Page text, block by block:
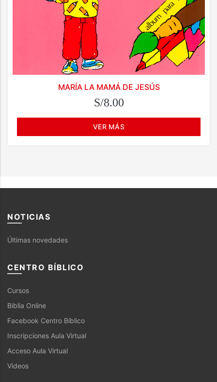
MARÍA LA MAMÁ DE JESÚS
S/8.00
VER MÁS
NOTICIAS
Últimas novedades
CENTRO BÍBLICO
Cursos
Biblia Online
Facebook Centro Bíblico
Inscripciones Aula Virtual
Acceso Aula Virtual
Videos